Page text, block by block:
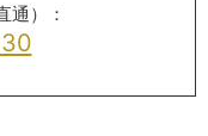
通）：